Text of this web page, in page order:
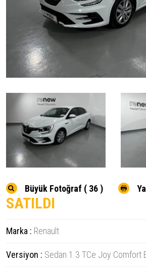
Büyük Fotoğraf ( 36 )
SATILDI
Marka : Renault
Versiyon : Sedan 1.3 TCe Joy Comfort